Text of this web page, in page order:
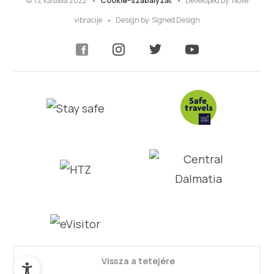
vibracije
Design by: Signed Design
Vissza a tetejére